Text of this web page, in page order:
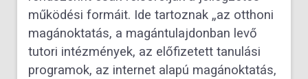
működési formáit. Ide tartoznak „az otthoni
magánoktatás, a magántulajdonban levő
tutori intézmények, az előfizetett tanulási
programok, az internet alapú magánoktatás,